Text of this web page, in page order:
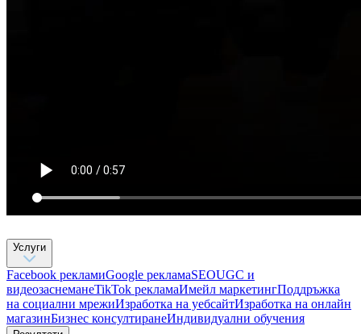
Услуги
Facebook рекламиGoogle рекламаSEOUGC и
видеозаснеманеTikTok рекламaИмейл маркетингПоддръжка
на социални мрежиИзработка на уебсайтИзработка на онлайн
магазинБизнес консултиране​Индивидуални обучения